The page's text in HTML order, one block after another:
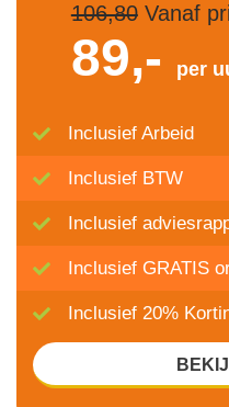
106,80Vanaf
89,- per
Inclusief Arbeid
Inclusief BTW
Inclusief
Inclusief GRATIS
Inclusief 20%